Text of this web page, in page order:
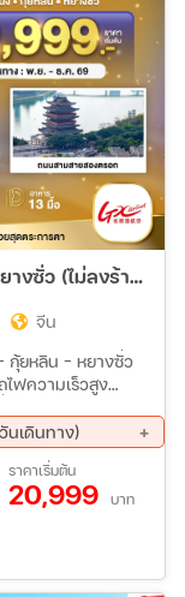
ทัวร์จีน มหัศจรรย์...หนานหนิง กุ้ยหลิน หยางซั่ว (ไม่ลงร้าน-นั่งรถไฟความเร็วสูง) 6วัน 5คืน (GX)
จีน
กุ้ยหลิน – หยางซั่ว
ฟความเร็วสูง
นเดินทาง)
- 28 ธ.ค. 69
ราคาเริ่มต้น
20,999 บาท